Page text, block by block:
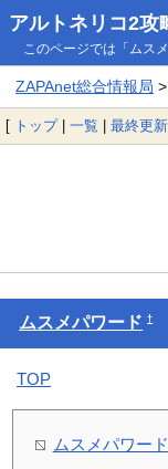
アルトネリコ2攻
このページでは「ムス
ZAPAnet総合情報局 >
[ トップ| 一覧 | 最終更新
ムスメパワード †
TOP
ムスメパワード